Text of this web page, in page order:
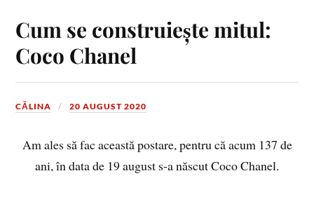
Cum se construiește mitul:
Coco Chanel
CĂLINA 20 AUGUST 2020
Am ales să fac această postare, pentru că acum 137 de
ani, în data de 19 august s-a născut Coco Chanel.